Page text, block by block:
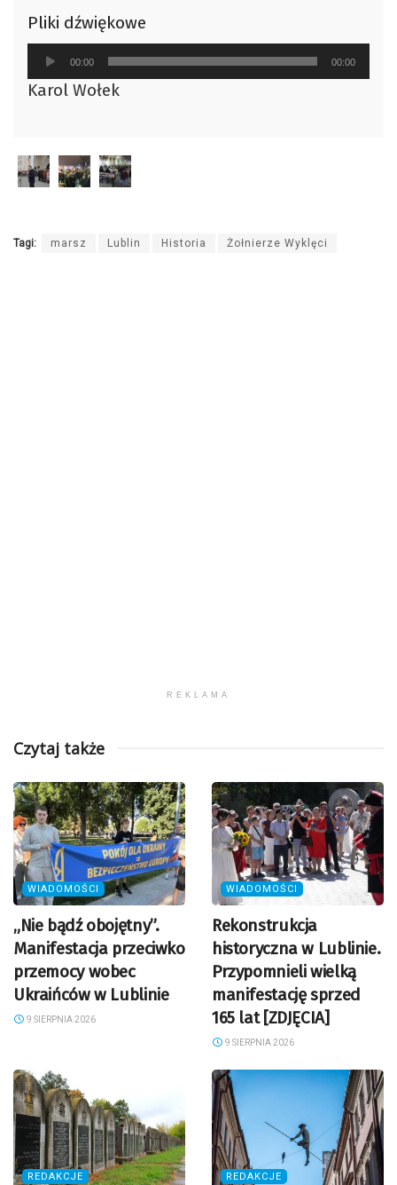
Pliki dźwiękowe
Odtwarzacz
plików
dźwiękowych
00:00 00:00
Karol Wołek
Tagi: marsz Lublin Historia Żołnierze Wyklęci
REKLAMA
Czytaj także
WIADOMOŚCI
„Nie bądź obojętny”.
Manifestacja przeciwko
przemocy wobec
Ukraińców w Lublinie
9 SIERPNIA 2026
WIADOMOŚCI
Rekonstrukcja
historyczna w Lublinie.
Przypomnieli wielką
manifestację sprzed
165 lat [ZDJĘCIA]
9 SIERPNIA 2026
REDAKCJE REDAKCJE